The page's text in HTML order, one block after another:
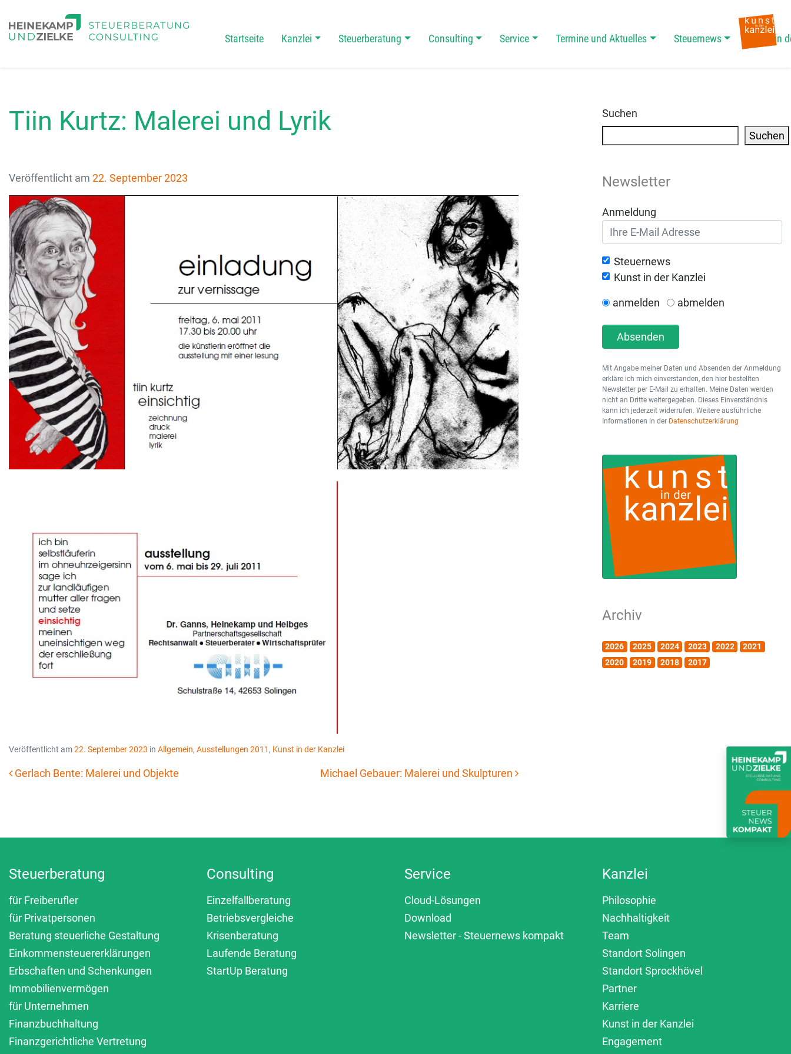
Main Navigation
Startseite Kanzlei Steuerberatung Consulting Service Termine und Aktuelles Steuernews Kunst in
Tiin Kurtz: Malerei und Lyrik
Veröffentlicht am 22. September 2023
Veröffentlicht am22. September 2023 in Allgemein, Ausstellungen 2011 , Kunst in der Kanzlei
Gerlach Bente: Malerei und Objekte Michael Gebauer: Malerei und Skulpturen
Suchen
Suchen
Newsletter
Anmeldung
Steuernews
Kunst in der Kanzlei
anmelden abmelden
Absenden
Mit Angabe meiner Daten und Absenden der Anmeldung
erkläre ich mich einverstanden, den hier bestellten
Newsletter per E-Mail zu erhalten. Meine Daten werden
nicht an Dritte weitergegeben. Dieses Einverständnis
kann ich jederzeit widerrufen. Weitere ausführliche
Informationen in der Datenschutzerklärung
Archiv
2026 2025 2024 2023 2022
2021
2020
2019 2018 2017
Steuerberatung
für Freiberufler
für Privatpersonen
Beratung steuerliche Gestaltung
Einkommensteuererklärungen
Erbschaften und Schenkungen
Immobilienvermögen
für Unternehmen
Finanzbuchhaltung
Finanzgerichtliche Vertretung
Consulting
Einzelfallberatung
Betriebsvergleiche
Krisenberatung
Laufende Beratung
StartUp Beratung
Service
Cloud-Lösungen
Download
Newsletter - Steuernews kompakt
Kanzlei
Philosophie
Nachhaltigkeit
Team
Standort Solingen
Standort Sprockhövel
Partner
Karriere
Kunst in der Kanzlei
Engagement